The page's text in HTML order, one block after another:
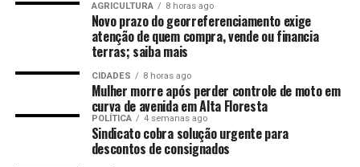
Diego Guimarães também apontou que o investimento
em núcleos de atendimento especializado evita a
sobrecarga nas filas das Unidades de Pronto
Atendimento (UPA).
O deputado avaliou que os investimentos na saúde de
Sinop são essenciais, porque o município atende
cidadãos de outras cidades, levando à lotação dos
AGRICULTURA 8 horas ago
Novo prazo do georreferenciamento exige
atenção de quem compra, vende ou financia
terras; saiba mais
CIDADES 8 horas ago
Mulher morre após perder controle de moto em
curva de avenida em Alta Floresta
POLÍTICA 4 semanas ago
Sindicato cobra solução urgente para
descontos de consignados